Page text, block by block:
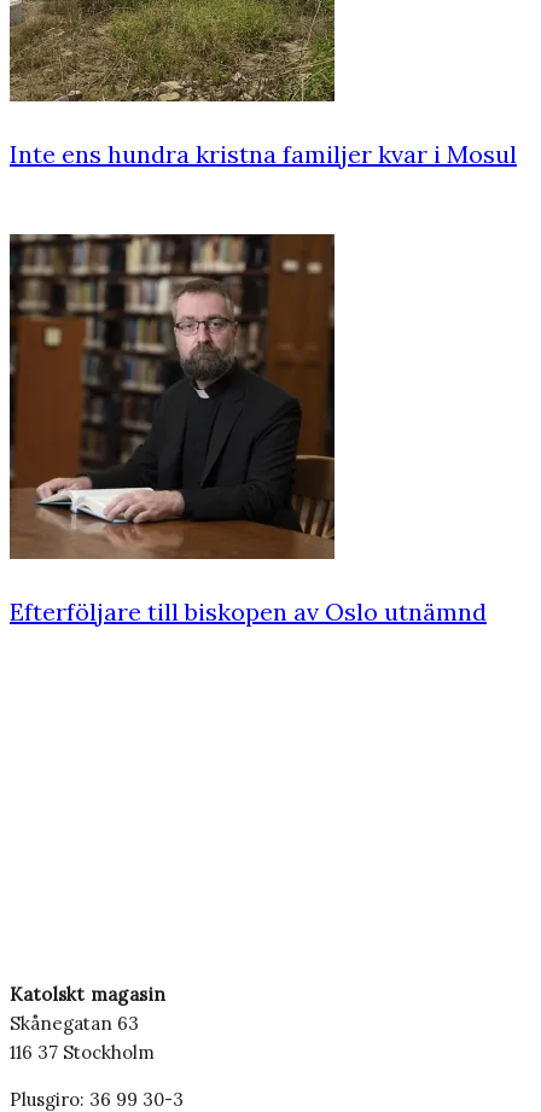
Inte ens hundra kristna familjer kvar i Mosul
Efterföljare till biskopen av Oslo utnämnd
Katolskt magasin
Skånegatan 63
116 37 Stockholm
Plusgiro: 36 99 30-3